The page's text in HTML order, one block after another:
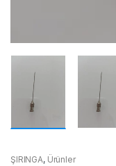
ŞIRINGA, Ürünler